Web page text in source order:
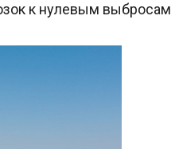
к нулевым выбросам